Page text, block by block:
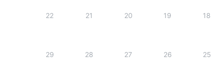
18
19
20
21
22
25
26
27
28
29